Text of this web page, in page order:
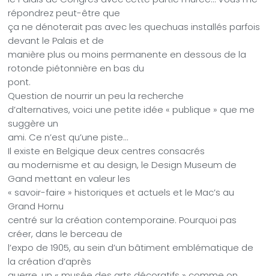
répondrez peut-être que
ça ne dénoterait pas avec les quechuas installés parfois
devant le Palais et de
manière plus ou moins permanente en dessous de la
rotonde piétonnière en bas du
pont.
Question de nourrir un peu la recherche
d’alternatives, voici une petite idée « publique » que me
suggère un
ami. Ce n’est qu’une piste…
Il existe en Belgique deux centres consacrés
au modernisme et au design, le Design Museum de
Gand mettant en valeur les
« savoir-faire » historiques et actuels et le Mac’s au
Grand Hornu
centré sur la création contemporaine. Pourquoi pas
créer, dans le berceau de
l’expo de 1905, au sein d’un bâtiment emblématique de
la création d’après